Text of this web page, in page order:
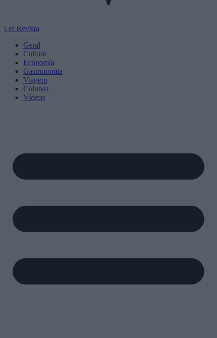
Ler Revista
Geral
Cultura
Economia
Gastronomia
Viagem
Colunas
Vídeos